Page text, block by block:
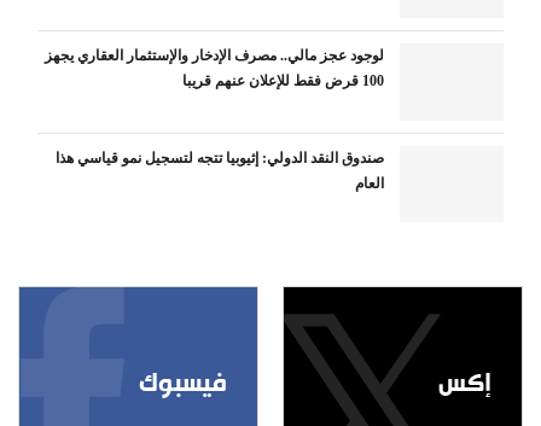
لوجود عجز مالي.. مصرف الإدخار والإستثمار العقاري يجهز
100 قرض فقط للإعلان عنهم قريبا
صندوق النقد الدولي: إثيوبيا تتجه لتسجيل نمو قياسي هذا
العام
فيسبوك إكس